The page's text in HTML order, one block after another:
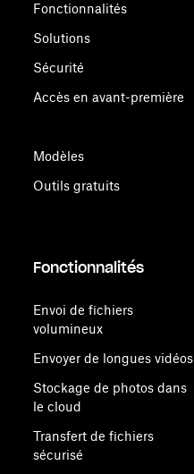
Fonctionnalités
Solutions
Sécurité
Accès en avant-première
Modèles
Outils gratuits
Fonctionnalités
Envoi de fichiers
volumineux
Envoyer de longues vidéos
Stockage de photos dans
le cloud
Transfert de fichiers
sécurisé